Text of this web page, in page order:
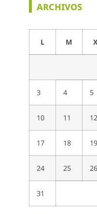
ARCHIVOS
L M X
3 4 5
10 11 12
17 18 19
24 25 26
31